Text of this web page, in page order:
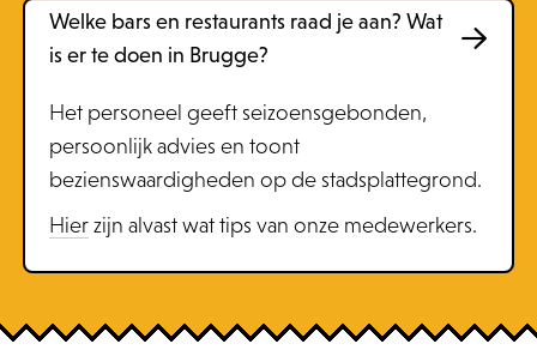
Welke bars en restaurants raad je aan? Wat
is er te doen in Brugge?
Het personeel geeft seizoensgebonden,
persoonlijk advies en toont
bezienswaardigheden op de stadsplattegrond.
Hierzijn alvast wat tips van onze medewerkers.